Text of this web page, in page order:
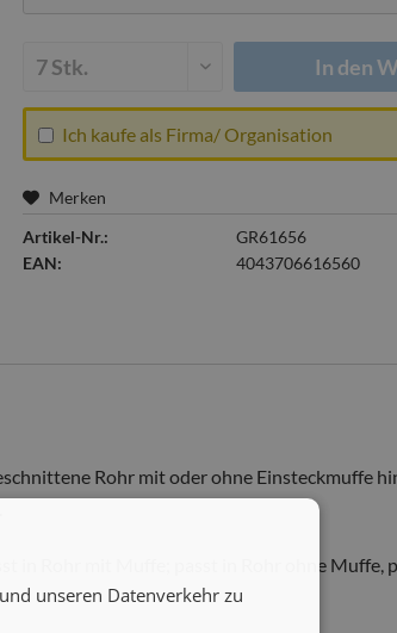
In den
Ich kaufe als Firma/ Organisation
Merken
Artikel-Nr.:
GR61656
EAN:
4043706616560
Rohr mit oder ohne Einsteckmuffe
in Rohr mit Muffe; passt in Rohr ohne Muffe,
unseren Datenverkehr zu